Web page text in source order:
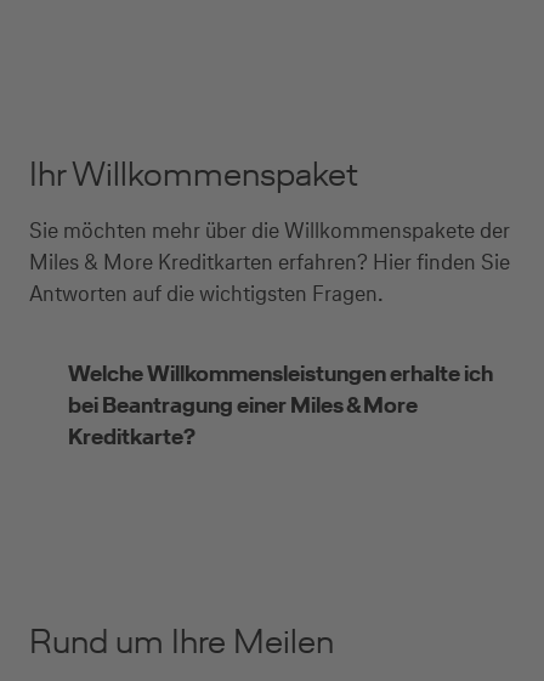
Ihr Willkommenspaket
Sie möchten mehr über die Willkommenspakete der
Miles & More Kreditkarten erfahren? Hier finden Sie
Antworten auf die wichtigsten Fragen.
Welche Willkommensleistungen erhalte ich
bei Beantragung einer Miles & More
Kreditkarte?
Rund um Ihre Meilen